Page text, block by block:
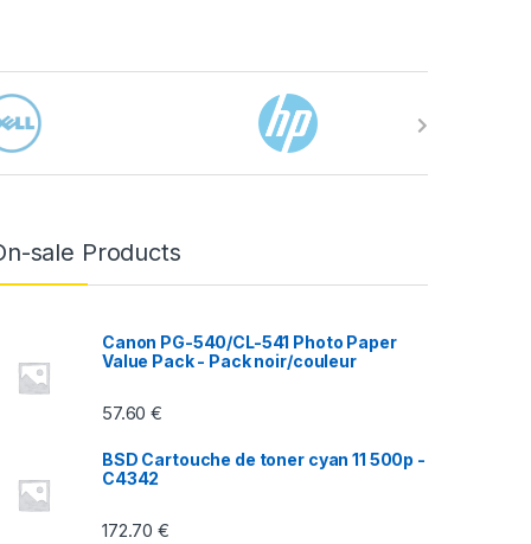
sale Products
Canon PG-540/CL-541 Photo Paper
Value Pack - Pack noir/couleur
57.60€
BSD Cartouche de toner cyan 11 500p -
C4342
172.70€